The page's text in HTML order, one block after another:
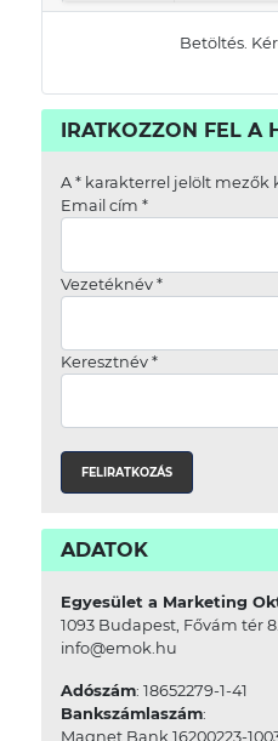
Betöltés.
IRATKOZZON FEL A
A *karakterrel jelölt mezők
Email cím *
Vezetéknév *
Keresztnév *
ADATOK
Egyesület a Marketing
1093 Budapest, Fővám tér 8.
info@emok.hu
Adószám: 18652279-1-41
Bankszámlaszám:
Magnet Bank 16200223-